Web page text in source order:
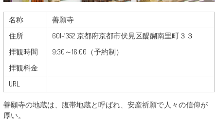
名称
善願寺
住所
601-1352 京都府京都市伏見区醍醐南里町３３
拝観時間
9:30～16:00（予約制）
拝観料金
URL
善願寺の地蔵は、腹帯地蔵と呼ばれ、安産祈願で人々の信仰が
厚い。